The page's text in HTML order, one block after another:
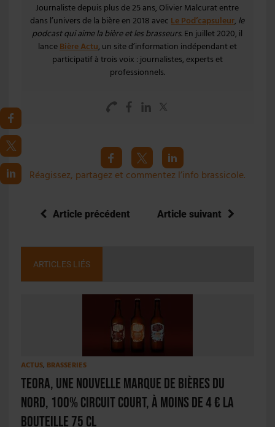
Journaliste depuis plus de 25 ans, Olivier Malcurat entre
dans l’univers de la bière en 2018 avecLe Pod’capsuleur, le
podcast qui aime la bière et les brasseurs. En juillet 2020, il
lanceBière Actu, un site d’information indépendant et
participatif à trois voix : journalistes, experts et
professionnels.
Réagissez, partagez et commentez l’info brassicole.
Article précédent Article suivant
ARTICLES LIÉS
ACTUS, BRASSERIES
Teora, une nouvelle marque de bières du
Nord, 100% circuit court, à moins de 4 € la
bouteille 75 cl